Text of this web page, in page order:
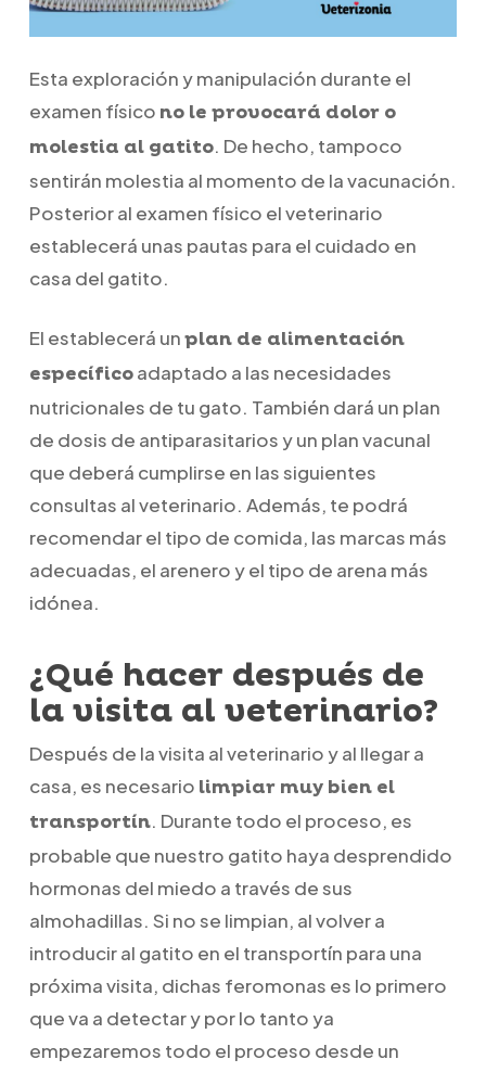
Esta exploración y manipulación durante el
examen físico no le provocará dolor o
molestia al gatito. De hecho, tampoco
sentirán molestia al momento de la vacunación.
Posterior al examen físico el veterinario
establecerá unas pautas para el cuidado en
casa del gatito.
El establecerá unplan de alimentación
específicoadaptado a las necesidades
nutricionales de tu gato. También dará un plan
de dosis de antiparasitarios y un plan vacunal
que deberá cumplirse en las siguientes
consultas al veterinario. Además, te podrá
recomendar el tipo de comida, las marcas más
adecuadas, el arenero y el tipo de arena más
idónea.
¿Qué hacer después de
la visita al veterinario?
Después de la visita al veterinario y al llegar a
casa, es necesario limpiar muy bien el
transportín. Durante todo el proceso, es
probable que nuestro gatito haya desprendido
hormonas del miedo a través de sus
almohadillas. Si no se limpian, al volver a
introducir al gatito en el transportín para una
próxima visita, dichas feromonas es lo primero
que va a detectar y por lo tanto ya
empezaremos todo el proceso desde un